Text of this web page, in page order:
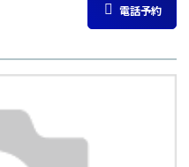
電話予約